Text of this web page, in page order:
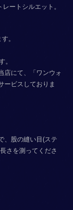
ートシルエット。
。
。
店にて、「ワンウォ
ービスしておりま
、股の縫い目(ステ
さを測ってくださ